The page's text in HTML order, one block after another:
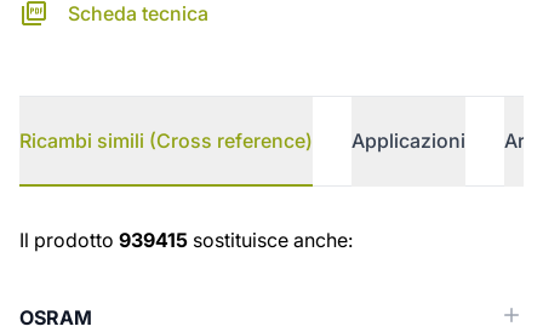
Scheda tecnica
Ricambi simili (Cross reference) Applicazioni
Ricambi simili (Cross reference)
Il prodotto 939415 sostituisce anche:
OSRAM